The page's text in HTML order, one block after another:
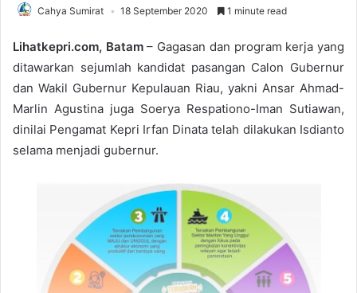
Cahya Sumirat 18 September 2020 1 minute read
Lihatkepri.com, Batam– Gagasan dan program kerja yang
ditawarkan sejumlah kandidat pasangan Calon Gubernur
dan Wakil Gubernur Kepulauan Riau, yakni Ansar Ahmad-
Marlin Agustina juga Soerya Respationo-Iman Sutiawan,
dinilai Pengamat Kepri Irfan Dinata telah dilakukan Isdianto
selama menjadi gubernur.